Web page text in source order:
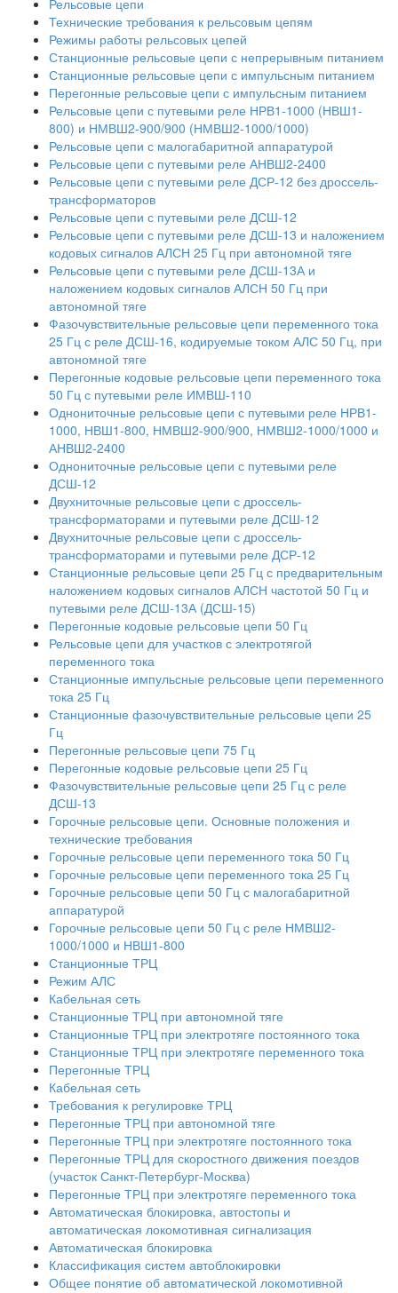
Рельсовые цепи
Технические требования к рельсовым цепям
Режимы работы рельсовых цепей
Станционные рельсовые цепи с непрерывным питанием
Станционные рельсовые цепи с импульсным питанием
Перегонные рельсовые цепи с импульсным питанием
Рельсовые цепи с путевыми реле НРВ1-1000 (НВШ1-
800) и НМВШ2-900/900 (НМВШ2-1000/1000)
Рельсовые цепи с малогабаритной аппаратурой
Рельсовые цепи с путевыми реле АНВШ2-2400
Рельсовые цепи с путевыми реле ДСР-12 без дроссель-
трансформаторов
Рельсовые цепи с путевыми реле ДСШ-12
Рельсовые цепи с путевыми реле ДСШ-13 и наложением
кодовых сигналов АЛСН 25 Гц при автономной тяге
Рельсовые цепи с путевыми реле ДСШ-13А и
наложением кодовых сигналов АЛСН 50 Гц при
автономной тяге
Фазочувствительные рельсовые цепи переменного тока
25 Гц с реле ДСШ-16, кодируемые током АЛС 50 Гц, при
автономной тяге
Перегонные кодовые рельсовые цепи переменного тока
50 Гц с путевыми реле ИМВШ-110
Однониточные рельсовые цепи с путевыми реле НРВ1-
1000, НВШ1-800, НМВШ2-900/900, НМВШ2-1000/1000 и
АНВШ2-2400
Однониточные рельсовые цепи с путевыми реле
ДСШ-12
Двухниточные рельсовые цепи с дроссель-
трансформаторами и путевыми реле ДСШ-12
Двухниточные рельсовые цепи с дроссель-
трансформаторами и путевыми реле ДСР-12
Станционные рельсовые цепи 25 Гц с предварительным
наложением кодовых сигналов АЛСН частотой 50 Гц и
путевыми реле ДСШ-13А (ДСШ-15)
Перегонные кодовые рельсовые цепи 50 Гц
Рельсовые цепи для участков с электротягой
переменного тока
Станционные импульсные рельсовые цепи переменного
тока 25 Гц
Станционные фазочувствительные рельсовые цепи 25
Гц
Перегонные рельсовые цепи 75 Гц
Перегонные кодовые рельсовые цепи 25 Гц
Фазочувствительные рельсовые цепи 25 Гц с реле
ДСШ-13
Горочные рельсовые цепи. Основные положения и
технические требования
Горочные рельсовые цепи переменного тока 50 Гц
Горочные рельсовые цепи переменного тока 25 Гц
Горочные рельсовые цепи 50 Гц с малогабаритной
аппаратурой
Горочные рельсовые цепи 50 Гц с реле НМВШ2-
1000/1000 и НВШ1-800
Станционные ТРЦ
Режим АЛС
Кабельная сеть
Станционные ТРЦ при автономной тяге
Станционные ТРЦ при электротяге постоянного тока
Станционные ТРЦ при электротяге переменного тока
Перегонные ТРЦ
Кабельная сеть
Требования к регулировке ТРЦ
Перегонные ТРЦ при автономной тяге
Перегонные ТРЦ при электротяге постоянного тока
Перегонные ТРЦ для скоростного движения поездов
(участок Санкт-Петербург-Москва)
Перегонные ТРЦ при электротяге переменного тока
Автоматическая блокировка, автостопы и
автоматическая локомотивная сигнализация
Автоматическая блокировка
Классификация систем автоблокировки
Общее понятие об автоматической локомотивной